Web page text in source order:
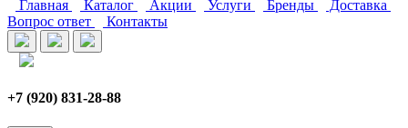
Главная Каталог Акции Услуги Бренды
Доставка
Вопрос ответ
Контакты
+7 (920) 831-28-88